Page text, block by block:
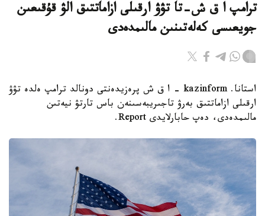
ترامپ ا ق ش-تا تۋۋ ارقىلى ازاماتتىق الۋ قۇقىعىن
جويعىسى كەلەتىنىن مالىمدەدى
استانا. kazinform - ا ق ش پرەزيدەنتى دونالد ترامپ ەلدە تۋۋ
ارقىلى ازاماتتىق بەرۋ تاجىريبەسىنەن باس تارتۋ نيەتىن
مالىمدەدى، دەپ حابارلايدى Report.